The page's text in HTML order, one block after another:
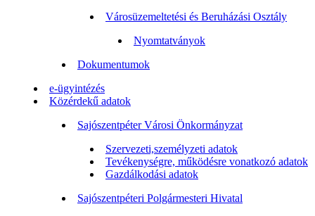
Városüzemeltetési és Beruházási Osztály
Nyomtatványok
Dokumentumok
e-ügyintézés
Közérdekű adatok
Sajószentpéter Városi Önkormányzat
Szervezeti,személyzeti adatok
Tevékenységre, működésre vonatkozó adatok
Gazdálkodási adatok
Sajószentpéteri Polgármesteri Hivatal